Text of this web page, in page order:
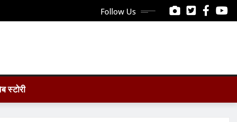
Follow Us
स्टोरी